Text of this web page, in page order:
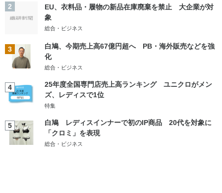
2
EU、衣料品・履物の新品在庫廃棄を禁止 大企業が対
象
総合・ビジネス
3
白鳩、今期売上高67億円超へ PB・海外販売などを強
化
総合・ビジネス
4
25年度全国専門店売上高ランキング ユニクロがメン
ズ、レディスで1位
特集
5
白鳩 レディスインナーで初のIP商品 20代を対象に
「クロミ」を表現
総合・ビジネス